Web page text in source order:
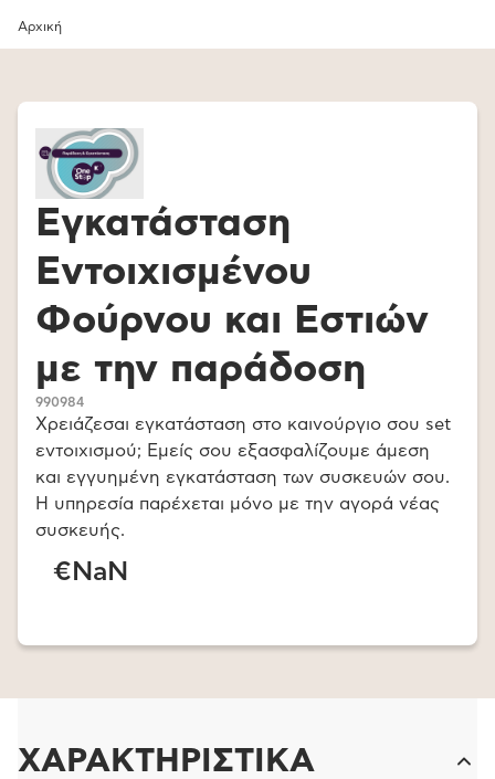
Αρχική
Εγκατάσταση
Εντοιχισμένου
Φούρνου και Εστιών
με την παράδοση
990984
Χρειάζεσαι εγκατάσταση στο καινούργιο σου set
εντοιχισμού; Εμείς σου εξασφαλίζουμε άμεση
και εγγυημένη εγκατάσταση των συσκευών σου.
Η υπηρεσία παρέχεται μόνο με την αγορά νέας
συσκευής.
€NaN
ΧΑΡΑΚΤΗΡΙΣΤΙΚΑ